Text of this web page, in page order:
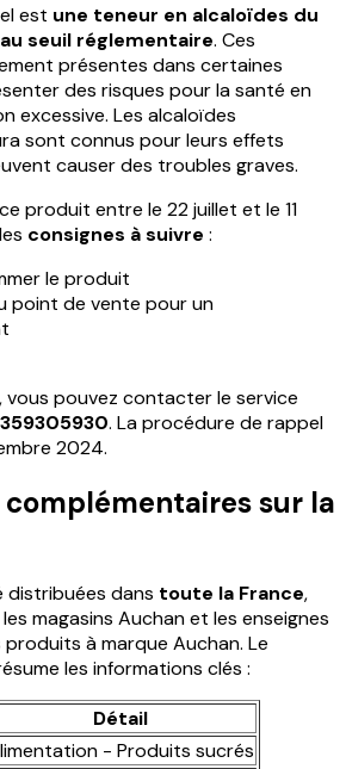
est une teneur en alcaloïdes du
seuil réglementaire. Ces
présentes dans certaines
des risques pour la santé en
excessive. Les alcaloïdes
sont connus pour leurs effets
causer des troubles graves.
produit entre le 22 juillet et le 11
consignes à suivre :
le produit
point de vente pour un
pouvez contacter le service
. La procédure de rappel
2024.
sur la
distribuées dans toute la France,
magasins Auchan et les enseignes
à marque Auchan. Le
les informations clés :
Détail
- Produits sucrés